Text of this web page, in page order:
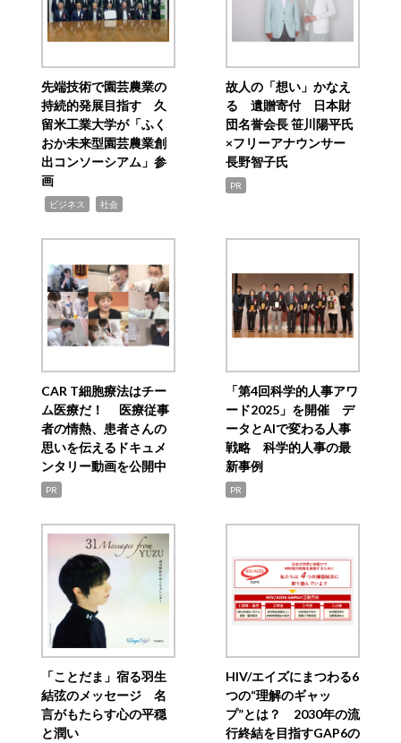
先端技術で園芸農業の
持続的発展目指す 久
留米工業大学が「ふく
おか未来型園芸農業創
出コンソーシアム」参
画
ビジネス 社会
故人の「想い」かなえ
る 遺贈寄付 日本財
団名誉会長 笹川陽平氏
×フリーアナウンサー
長野智子氏
PR
CAR T細胞療法はチー
ム医療だ！ 医療従事
者の情熱、患者さんの
思いを伝えるドキュメ
ンタリー動画を公開中
PR
「第4回科学的人事アワ
ード2025」を開催 デ
ータとAIで変わる人事
戦略 科学的人事の最
新事例
PR
「ことだま」宿る羽生
結弦のメッセージ 名
言がもたらす心の平穏
と潤い
HIV/エイズにまつわる6
つの“理解のギャッ
プ”とは？ 2030年の流
行終結を目指すGAP6の